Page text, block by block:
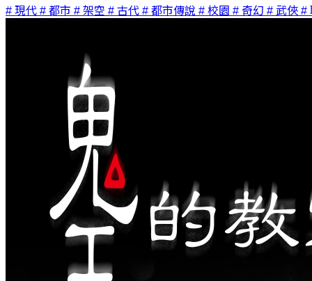
# 現代 # 都市 # 架空 # 古代 # 都市傳說 # 校園 # 奇幻 # 武俠 #